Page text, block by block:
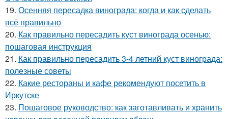
19. Осенняя пересадка винограда: когда и как сделать
всё правильно
20. Как правильно пересадить куст винограда осенью:
пошаговая инструкция
21. Как правильно пересадить 3-4 летний куст винограда:
полезные советы
22. Какие рестораны и кафе рекомендуют посетить в
Иркутске
23. Пошаговое руководство: как заготавливать и хранить